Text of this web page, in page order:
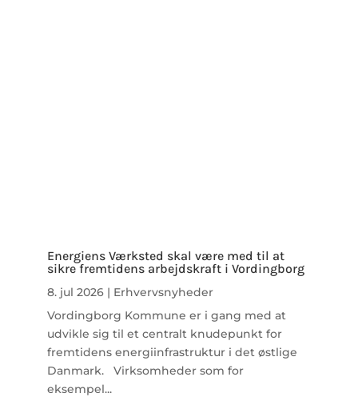
Energiens Værksted skal være med til at
sikre fremtidens arbejdskraft i Vordingborg
8. jul 2026 | Erhvervsnyheder
Vordingborg Kommune er i gang med at
udvikle sig til et centralt knudepunkt for
fremtidens energiinfrastruktur i det østlige
Danmark. Virksomheder som for
eksempel...